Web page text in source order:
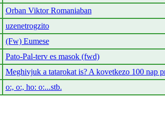
Orban Viktor Romaniaban
uzenetrogzito
(Fw) Eumese
Pato-Pal-terv es masok (fwd)
Meghivjuk a tatarokat is? A kovetkezo 100 nap
o:, o:, ho: o:...stb.